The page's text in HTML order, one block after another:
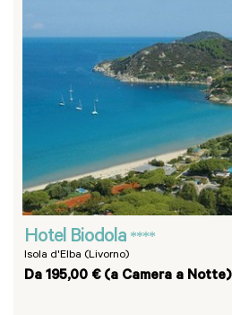
Hotel Biodola ****
Isola d'Elba (Livorno)
Da 195,00 € (a Camera a Notte)